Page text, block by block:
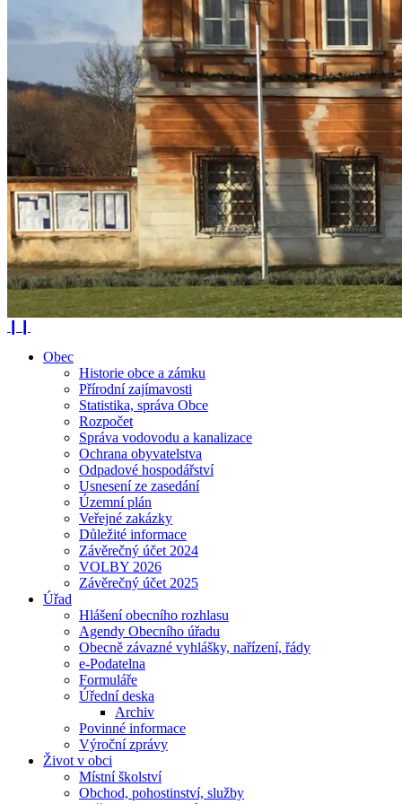
Obec
Historie obce a zámku
Přírodní zajímavosti
Statistika, správa Obce
Rozpočet
Správa vodovodu a kanalizace
Ochrana obyvatelstva
Odpadové hospodářství
Usnesení ze zasedání
Územní plán
Veřejné zakázky
Důležité informace
Závěrečný účet 2024
VOLBY 2026
Závěrečný účet 2025
Úřad
Hlášení obecního rozhlasu
Agendy Obecního úřadu
Obecně závazné vyhlášky, nařízení, řády
e-Podatelna
Formuláře
Úřední deska
Archiv
Povinné informace
Výroční zprávy
Život v obci
Místní školství
Obchod, pohostinství, služby